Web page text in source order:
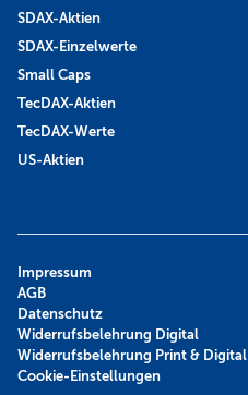
SDAX-Aktien
SDAX-Einzelwerte
Small Caps
TecDAX-Aktien
TecDAX-Werte
US-Aktien
Impressum
AGB
Datenschutz
Widerrufsbelehrung Digital
Widerrufsbelehrung Print & Digital
Cookie-Einstellungen